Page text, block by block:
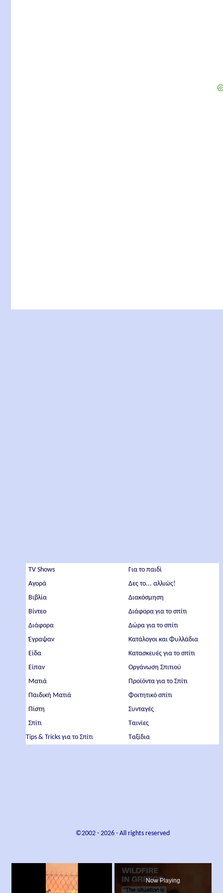
TV Shows
Αγορά
Βιβλία
Βίντεο
Διάφορα
Έγραψαν
Είδα
Είπαν
Ματιά
Παιδική Ματιά
Πίστη
Σπίτι
Tips & Tricks για το Σπίτι
Για το παιδί
Δες το... αλλιώς!
Διακόσμηση
Διάφορα για το σπίτι
Δώρα για το σπίτι
Κατάλογοι και Φυλλάδια
Κατασκευές για το σπίτι
Οργάνωση Σπιτιού
Προϊόντα για το Σπίτι
Φοιτητικό σπίτι
Συνταγές
Ταινίες
Ταξίδια
©2002 - 2026- All rights reserved
Now Playing